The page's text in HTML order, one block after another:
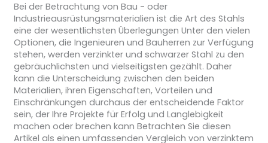
Bei der Betrachtung von Bau - oder
Industrieausrüstungsmaterialien ist die Art des Stahls
eine der wesentlichsten Überlegungen Unter den vielen
Optionen, die Ingenieuren und Bauherren zur Verfügung
stehen, werden verzinkter und schwarzer Stahl zu den
gebräuchlichsten und vielseitigsten gezählt. Daher
kann die Unterscheidung zwischen den beiden
Materialien, ihren Eigenschaften, Vorteilen und
Einschränkungen durchaus der entscheidende Faktor
sein, der Ihre Projekte für Erfolg und Langlebigkeit
machen oder brechen kann Betrachten Sie diesen
Artikel als einen umfassenden Vergleich von verzinktem